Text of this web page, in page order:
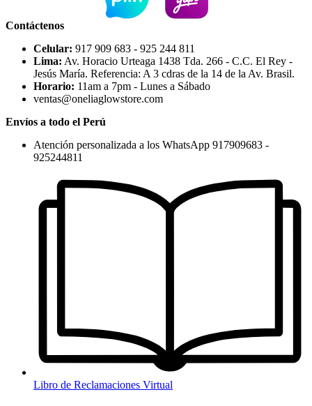
Contáctenos
Celular: 917 909 683 - 925 244 811
Lima: Av. Horacio Urteaga 1438 Tda. 266 - C.C. El Rey -
Jesús María. Referencia: A 3 cdras de la 14 de la Av. Brasil.
Horario: 11am a 7pm - Lunes a Sábado
ventas@oneliaglowstore.com
Envíos a todo el Perú
Atención personalizada a los WhatsApp 917909683 -
925244811
Libro de Reclamaciones Virtual